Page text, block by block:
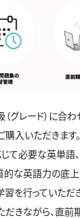
グレード）に合
入いただきます
て必要な英単語
的な英語力の底
を行っていただ
だきながら、直